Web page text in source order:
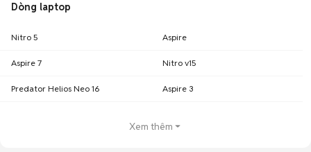
Dòng laptop
Nitro 5 Aspire
Aspire 7 Nitro v15
Predator Helios Neo 16 Aspire 3
Xem thêm